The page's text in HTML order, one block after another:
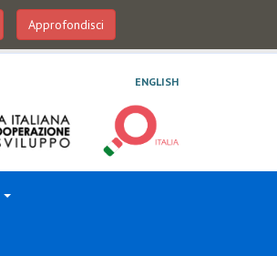
Approfondisci
ENGLISH